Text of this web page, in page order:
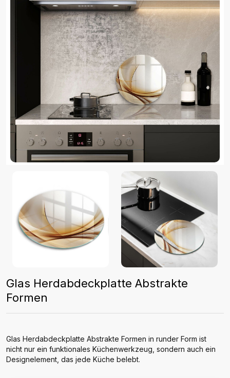
Glas Herdabdeckplatte Abstrakte
Formen
Glas Herdabdeckplatte Abstrakte Formen in runder Form ist
nicht nur ein funktionales Küchenwerkzeug, sondern auch ein
Designelement, das jede Küche belebt.